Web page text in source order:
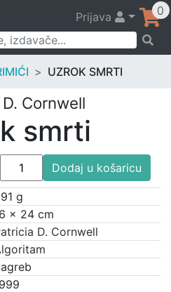
Prijava 0
UZROK SMRTI
Cornwell
smrti
Uzrok
smrti
Dodaj u košaricu
g
× 24 cm
D. Cornwell